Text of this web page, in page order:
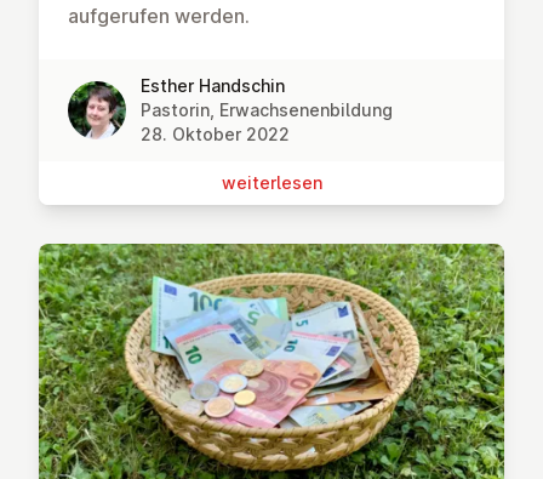
aufgerufen werden.
Esther Handschin
Pastorin, Erwachsenenbildung
28. Oktober 2022
wei­ter­le­sen